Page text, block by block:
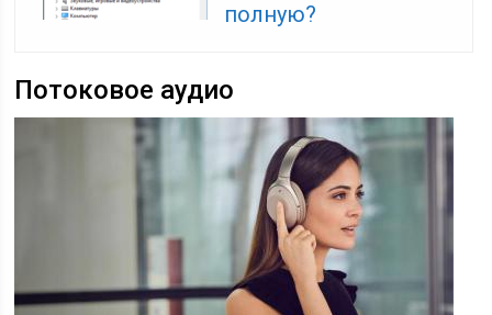
полную?
Потоковое аудио